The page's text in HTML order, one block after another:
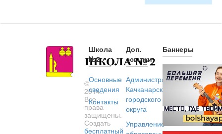
©
2014.
Все
права
защищены.
Создать
бесплатный
Школа
№2
Основные
сведения
Контакты
Доп.
ссылки
Администрация
Качканарского
городского
округа
Управление
Баннеры